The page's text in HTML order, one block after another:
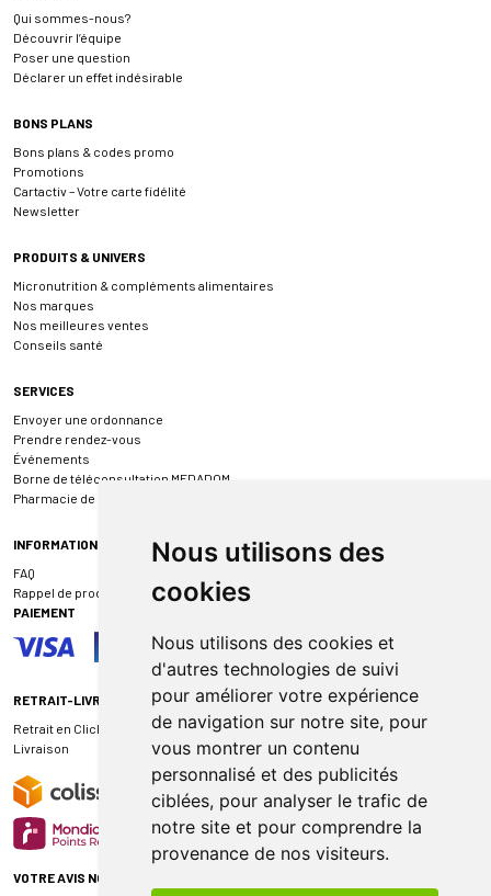
Nous utilisons des
cookies
Nous utilisons des cookies et
d'autres technologies de suivi
pour améliorer votre expérience
de navigation sur notre site, pour
vous montrer un contenu
personnalisé et des publicités
ciblées, pour analyser le trafic de
notre site et pour comprendre la
provenance de nos visiteurs.
Qui sommes-nous?
Découvrir l’équipe
Poser une question
Déclarer un effet indésirable
BONS PLANS
Bons plans & codes promo
Promotions
Cartactiv – Votre carte fidélité
Newsletter
PRODUITS & UNIVERS
Micronutrition & compléments alimentaires
Nos marques
Nos meilleures ventes
Conseils santé
SERVICES
Envoyer une ordonnance
Prendre rendez-vous
Événements
Borne de téléconsultation MEDADOM
Pharmacie de garde
INFORMATIONS
FAQ
Rappel de produit
PAIEMENT
RETRAIT-LIVRAISON
Retrait en Click & Collect
Livraison
VOTRE AVIS NOUS INTÉRESSE